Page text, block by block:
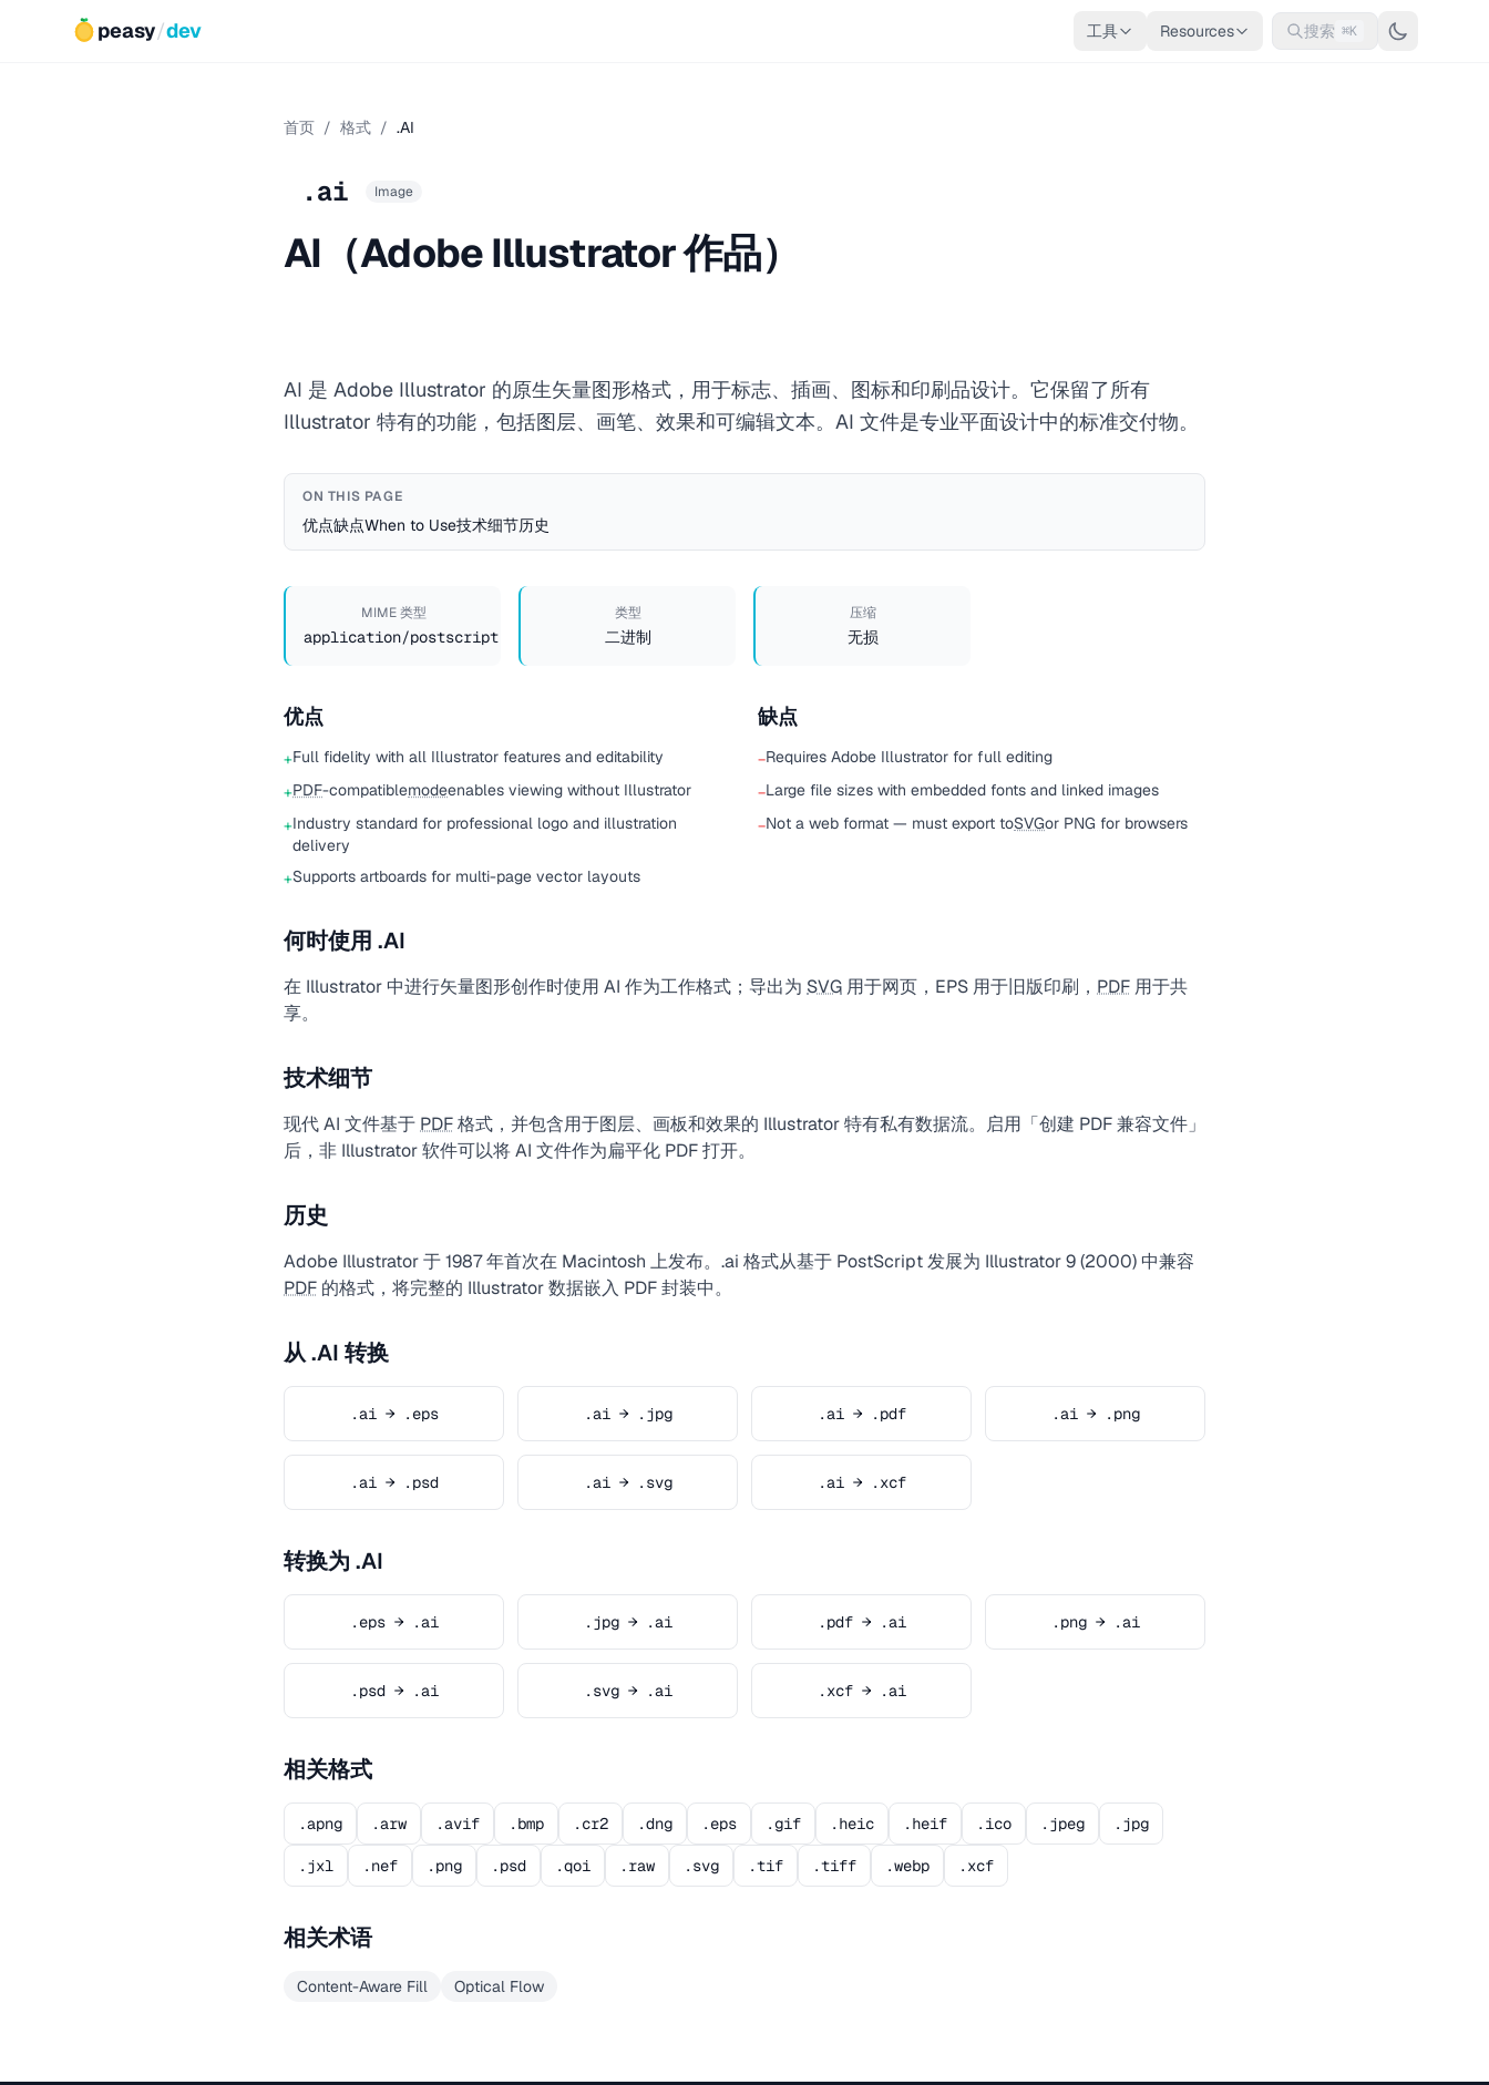
peasy/dev 工具 Resources 搜索 ⌘K
首页 / 格式 / .AI
.ai Image
AI（Adobe Illustrator 作品）
AI 是 Adobe Illustrator 的原生矢量图形格式，用于标志、插画、图标和印刷品设计。它保留了所有
Illustrator 特有的功能，包括图层、画笔、效果和可编辑文本。AI 文件是专业平面设计中的标准交付物。
ON THIS PAGE
优点缺点When to Use技术细节历史
MIME 类型
application/postscript
类型
二进制
压缩
无损
优点
+Full fidelity with all Illustrator features and editability
+PDF-compatiblemodeenables viewing without Illustrator
+Industry standard for professional logo and illustration
delivery
+Supports artboards for multi-page vector layouts
缺点
−Requires Adobe Illustrator for full editing
−Large file sizes with embedded fonts and linked images
−Not a web format — must export toSVGor PNG for browsers
何时使用 .AI
在 Illustrator 中进行矢量图形创作时使用 AI 作为工作格式；导出为 SVG 用于网页，EPS 用于旧版印刷， PDF 用于共
享。
技术细节
现代 AI 文件基于 PDF格式，并包含用于图层、画板和效果的 Illustrator 特有私有数据流。启用「创建 PDF 兼容文件」
后，非 Illustrator 软件可以将 AI 文件作为扁平化 PDF 打开。
历史
Adobe Illustrator 于 1987 年首次在 Macintosh 上发布。.ai 格式从基于 PostScript 发展为 Illustrator 9 (2000) 中兼容
PDF 的格式，将完整的 Illustrator 数据嵌入 PDF 封装中。
从 .AI 转换
.ai → .eps .ai → .jpg .ai → .pdf .ai → .png
.ai → .psd .ai → .svg .ai → .xcf
转换为 .AI
.eps → .ai .jpg → .ai .pdf → .ai .png → .ai
.psd → .ai .svg → .ai .xcf → .ai
相关格式
.apng .arw .avif .bmp .cr2 .dng .eps .gif .heic .heif .ico .jpeg .jpg
.jxl .nef .png .psd .qoi .raw .svg .tif .tiff .webp .xcf
相关术语
Content-Aware Fill Optical Flow